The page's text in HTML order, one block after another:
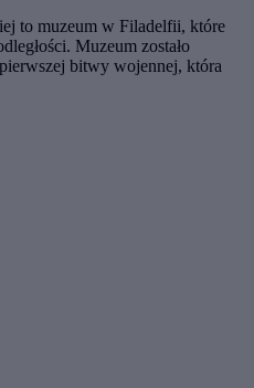
to muzeum w Filadelfii, które
Muzeum zostało
bitwy wojennej, która